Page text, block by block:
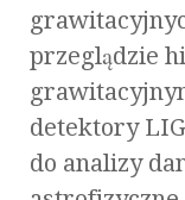
przeglądzie
detektory
do analizy